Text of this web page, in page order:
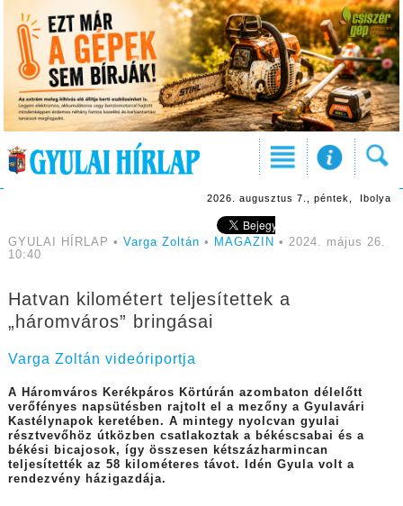
2026. augusztus 7., péntek, Ibolya
GYULAI HÍRLAP • Varga Zoltán • MAGAZIN • 2024. május 26.
10:40
Hatvan kilométert teljesítettek a
„háromváros” bringásai
Varga Zoltán videóriportja
A Háromváros Kerékpáros Körtúrán azombaton délelőtt
verőfényes napsütésben rajtolt el a mezőny a Gyulavári
Kastélynapok keretében. A mintegy nyolcvan gyulai
résztvevőhöz útközben csatlakoztak a békéscsabai és a
békési bicajosok, így összesen kétszázharmincan
teljesítették az 58 kilométeres távot. Idén Gyula volt a
rendezvény házigazdája.